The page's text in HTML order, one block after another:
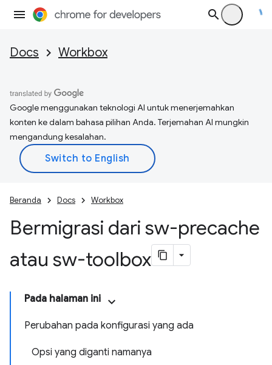
Docs Workbox
Google menggunakan teknologi AI untuk menerjemahkan
konten ke dalam bahasa pilihan Anda. Terjemahan AI mungkin
mengandung kesalahan.
Beranda Docs Workbox
Bermigrasi dari sw-precache
atau sw-toolbox
Pada halaman ini
Perubahan pada konfigurasi yang ada
Opsi yang diganti namanya